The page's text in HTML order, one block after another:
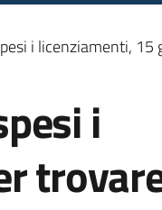
i licenziamenti,
i